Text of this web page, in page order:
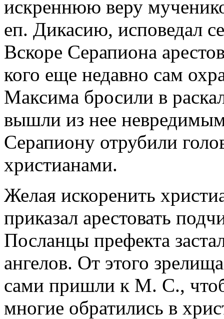
искреннюю веру
еп. Дикасию, исповедал
Вскоре Серапиона
кого еще недавно сам
Максима бросили в
вышли из нее
Серапиону отрубили
христианами.
Желая искоренить
приказал арестовать
Посланцы префекта
ангелов. От этого
сами пришли к М. С.,
многие обратились в